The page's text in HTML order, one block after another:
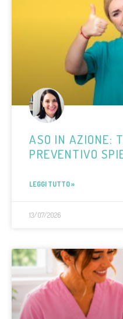
ASO IN AZIONE:
PREVENTIVO
LEGGI TUTTO »
13/07/2026